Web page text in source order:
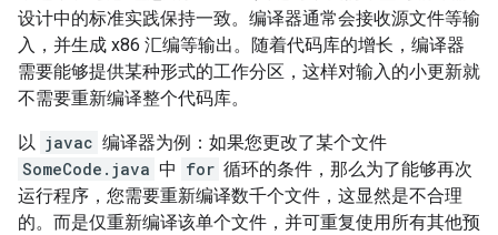
设计中的标准实践保持一致。编译器通常会接收源文件等输
入，并生成 x86 汇编等输出。随着代码库的增长，编译器
需要能够提供某种形式的工作分区，这样对输入的小更新就
不需要重新编译整个代码库。
以 javac 编译器为例：如果您更改了某个文件
SomeCode.java 中 for 循环的条件，那么为了能够再次
运行程序，您需要重新编译数千个文件，这显然是不合理
的。而是仅重新编译该单个文件，并可重复使用所有其他预